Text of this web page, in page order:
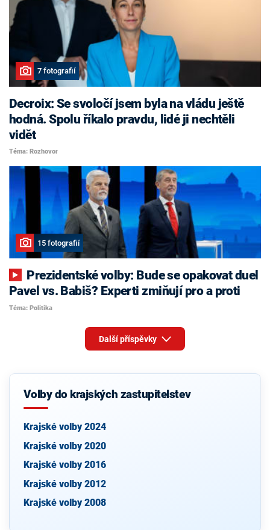
7 fotografií
Decroix: Se svoločí jsem byla na vládu ještě
hodná. Spolu říkalo pravdu, lidé ji nechtěli
vidět
Téma: Rozhovor
15 fotografií
Pavel vs. Babiš? Experti zmiňují pro a proti
Téma: Politika
Další příspěvky
Volby do krajských zastupitelstev
Krajské volby 2024
Krajské volby 2020
Krajské volby 2016
Krajské volby 2012
Krajské volby 2008